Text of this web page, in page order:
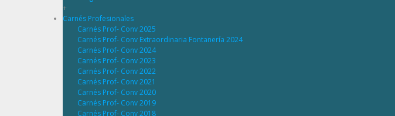
+
Carnés Profesionales
Carnés Prof- Conv 2025
Carnés Prof- Conv Extraordinaria Fontanería 2024
Carnés Prof- Conv 2024
Carnés Prof- Conv 2023
Carnés Prof- Conv 2022
Carnés Prof- Conv 2021
Carnés Prof- Conv 2020
Carnés Prof- Conv 2019
Carnés Prof- Conv 2018